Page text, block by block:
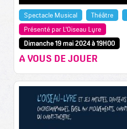
Spectacle Musical Théâtre
Présenté par L'Oiseau Lyre
Dimanche 19 mai 2024 à 19H00
A VOUS DE JOUER